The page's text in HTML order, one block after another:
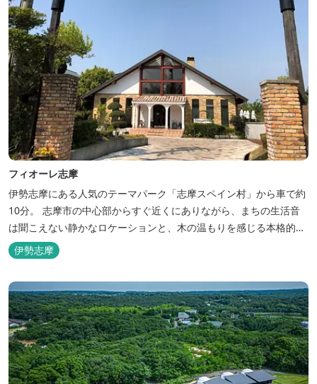
フィオーレ志摩
伊勢志摩にある人気のテーマパーク「志摩スペイン村」から車で約
10分。 志摩市の中心部からすぐ近くにありながら、まちの生活音
は聞こえない静かなロケーションと、木の温もりを感じる本格的な
コテージは、非日常の時間を過ごすにはぴったり。ペットと一緒に
泊まれる宿泊棟もあり、「週末、ペットとゆっくり過ごしたい」と
いう利用客も多いです。
伊勢志摩